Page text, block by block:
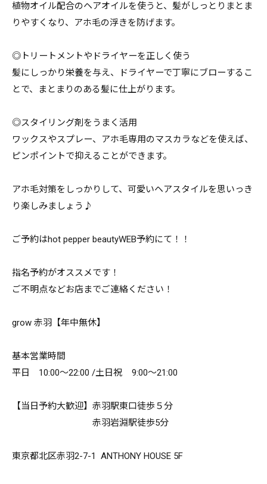
植物オイル配合のヘアオイルを使うと、髪がしっとりまとま
りやすくなり、アホ毛の浮きを防げます。
◎トリートメントやドライヤーを正しく使う
髪にしっかり栄養を与え、ドライヤーで丁寧にブローするこ
とで、まとまりのある髪に仕上がります。
◎スタイリング剤をうまく活用
ワックスやスプレー、アホ毛専用のマスカラなどを使えば、
ピンポイントで抑えることができます。
アホ毛対策をしっかりして、可愛いヘアスタイルを思いっき
り楽しみましょう♪
ご予約はhot pepper beautyWEB予約にて！！
指名予約がオススメです！
ご不明点などお店までご連絡ください！
grow 赤羽【年中無休】
基本営業時間
平日 10:00～22:00 /土日祝 9:00～21:00
【当日予約大歓迎】赤羽駅東口徒歩５分
赤羽岩淵駅徒歩5分
東京都北区赤羽2-7-1 ANTHONY HOUSE 5F